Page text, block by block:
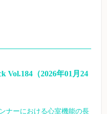
Vol.184（2026年01月24
ナーにおける心室機能の長